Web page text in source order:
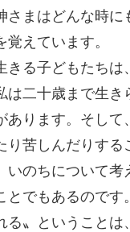
まはどんな時に
えています。
きる子どもたち
は二十歳まで生
あります。そし
り苦しんだりす
いのちについて
でもあるのです。
る〟ということ